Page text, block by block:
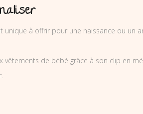
à offrir pour une naissance ou un
de bébé grâce à son clip en